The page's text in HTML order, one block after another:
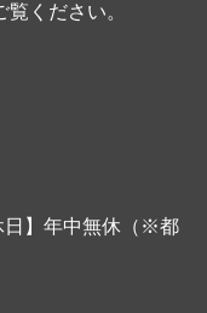
ください。
日】年中無休（※都